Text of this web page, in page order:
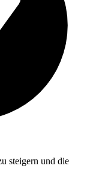
steigern und die